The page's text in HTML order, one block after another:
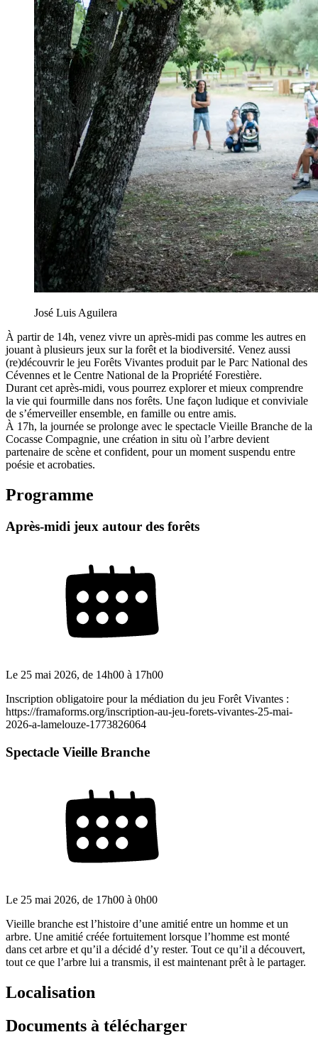
José Luis Aguilera
À partir de 14h, venez vivre un après-midi pas comme les autres en
jouant à plusieurs jeux sur la forêt et la biodiversité. Venez aussi
(re)découvrir le jeu Forêts Vivantes produit par le Parc National des
Cévennes et le Centre National de la Propriété Forestière.
Durant cet après-midi, vous pourrez explorer et mieux comprendre
la vie qui fourmille dans nos forêts. Une façon ludique et conviviale
de s’émerveiller ensemble, en famille ou entre amis.
À 17h, la journée se prolonge avec le spectacle Vieille Branche de la
Cocasse Compagnie, une création in situ où l’arbre devient
partenaire de scène et confident, pour un moment suspendu entre
poésie et acrobaties.
Programme
Après-midi jeux autour des forêts
Le 25 mai 2026, de 14h00 à 17h00
Inscription obligatoire pour la médiation du jeu Forêt Vivantes :
https://framaforms.org/inscription-au-jeu-forets-vivantes-25-mai-
2026-a-lamelouze-1773826064
Spectacle Vieille Branche
Le 25 mai 2026, de 17h00 à 0h00
Vieille branche est l’histoire d’une amitié entre un homme et un
arbre. Une amitié créée fortuitement lorsque l’homme est monté
dans cet arbre et qu’il a décidé d’y rester. Tout ce qu’il a découvert,
tout ce que l’arbre lui a transmis, il est maintenant prêt à le partager.
Localisation
Documents à télécharger